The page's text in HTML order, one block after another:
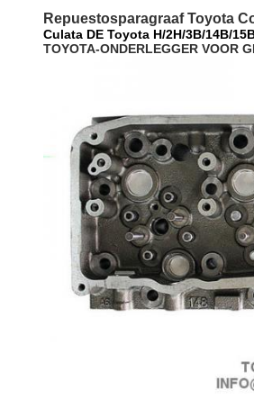
Repuestosparagraaf Toyota
Culata DE Toyota H/2H/3B/14B/
TOYOTA-ONDERLEGGER VOOR